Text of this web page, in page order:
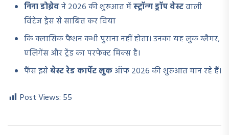
निना डोब्रेवने 2026 की शुरुआत मेंस्ट्रॉन्ग ड्रॉप वेस्टवाली
विंटेज ड्रेस से साबित कर दिया
कि क्लासिक फैशन कभी पुराना नहीं होता। उनका यह लुक ग्लैमर,
एलिगेंस और ट्रेंड का परफेक्ट मिक्स है।
फैंस इसेबेस्ट रेड कार्पेट लुकऑफ 2026 की शुरुआत मान रहे हैं।
Post Views: 55